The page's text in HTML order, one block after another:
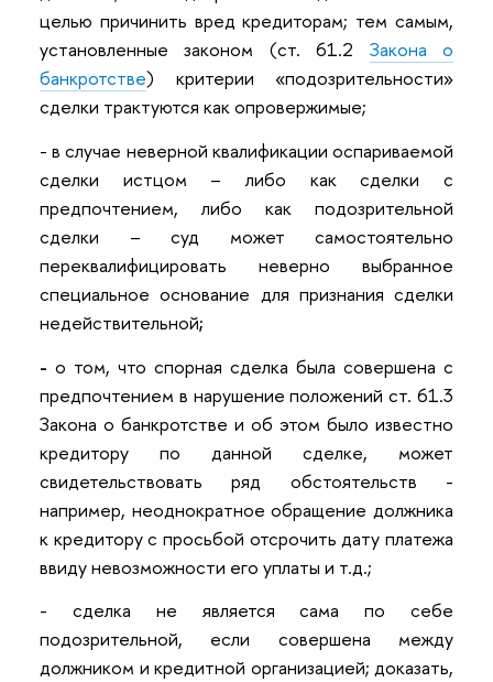
целью причинить вред кредиторам; тем самым,
установленные законом (ст. 61.2 Закона о
банкротстве) критерии «подозрительности»
сделки трактуются как опровержимые;
- в случае неверной квалификации оспариваемой
сделки истцом – либо как сделки с
предпочтением, либо как подозрительной
сделки – суд может самостоятельно
переквалифицировать неверно выбранное
специальное основание для признания сделки
недействительной;
- о том, что спорная сделка была совершена с
предпочтением в нарушение положений ст. 61.3
Закона о банкротстве и об этом было известно
кредитору по данной сделке, может
свидетельствовать ряд обстоятельств -
например, неоднократное обращение должника
к кредитору с просьбой отсрочить дату платежа
ввиду невозможности его уплаты и т.д.;
- сделка не является сама по себе
подозрительной, если совершена между
должником и кредитной организацией; доказать,